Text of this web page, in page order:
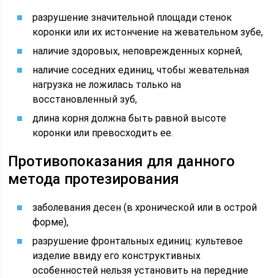
разрушение значительной площади стенок
коронки или их истончение на жевательном зубе,
наличие здоровых, неповрежденных корней,
наличие соседних единиц, чтобы жевательная
нагрузка не ложилась только на
восстановленный зуб,
длина корня должна быть равной высоте
коронки или превосходить ее.
Противопоказания для данного
метода протезирования
заболевания десен (в хронической или в острой
форме),
разрушение фронтальных единиц: культевое
изделие ввиду его конструктивных
особенностей нельзя установить на передние